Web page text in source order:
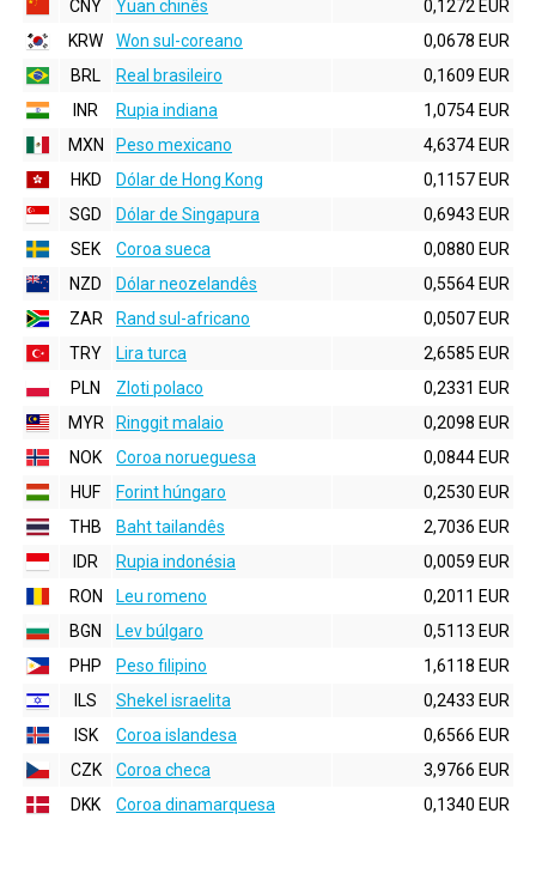
CNY
Yuan chinês
0,1272 EUR
KRW
Won sul-coreano
0,0678 EUR
BRL
Real brasileiro
0,1609 EUR
INR
Rupia indiana
1,0754 EUR
MXN
Peso mexicano
4,6374 EUR
HKD
Dólar de Hong Kong
0,1157 EUR
SGD
Dólar de Singapura
0,6943 EUR
SEK
Coroa sueca
0,0880 EUR
NZD
Dólar neozelandês
0,5564 EUR
ZAR
Rand sul-africano
0,0507 EUR
TRY
Lira turca
2,6585 EUR
PLN
Zloti polaco
0,2331 EUR
MYR
Ringgit malaio
0,2098 EUR
NOK
Coroa norueguesa
0,0844 EUR
HUF
Forint húngaro
0,2530 EUR
THB
Baht tailandês
2,7036 EUR
IDR
Rupia indonésia
0,0059 EUR
RON
Leu romeno
0,2011 EUR
BGN
Lev búlgaro
0,5113 EUR
PHP
Peso filipino
1,6118 EUR
ILS
Shekel israelita
0,2433 EUR
ISK
Coroa islandesa
0,6566 EUR
CZK
Coroa checa
3,9766 EUR
DKK
Coroa dinamarquesa 0,1340 EUR